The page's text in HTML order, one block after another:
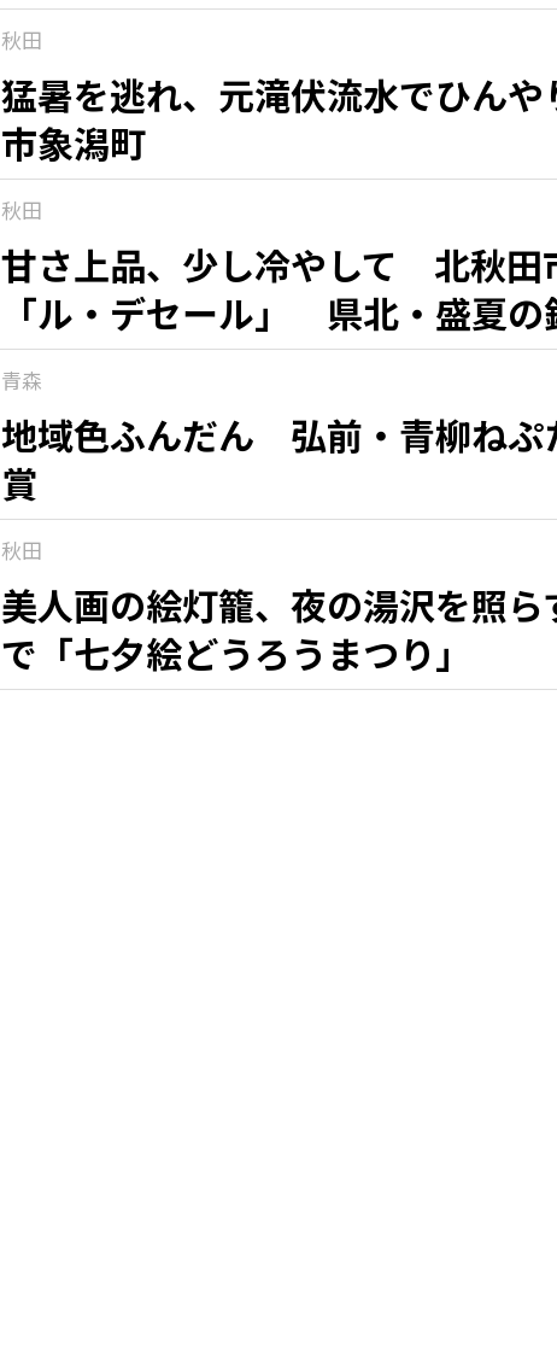
秋田
猛暑を逃れ、元滝伏流水でひん
市象潟町
秋田
甘さ上品、少し冷やして 北秋田
「ル・デセール」 県北・盛夏の
青森
地域色ふんだん 弘前・青柳ねぷ
賞
秋田
美人画の絵灯籠、夜の湯沢を照
で「七夕絵どうろうまつり」